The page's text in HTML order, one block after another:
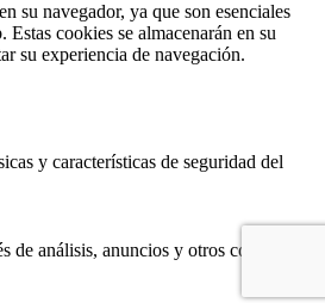
su navegador, ya que son esenciales
cookies se almacenarán en su
su experiencia de navegación.
y características de seguridad del
análisis, anuncios y otros contenidos